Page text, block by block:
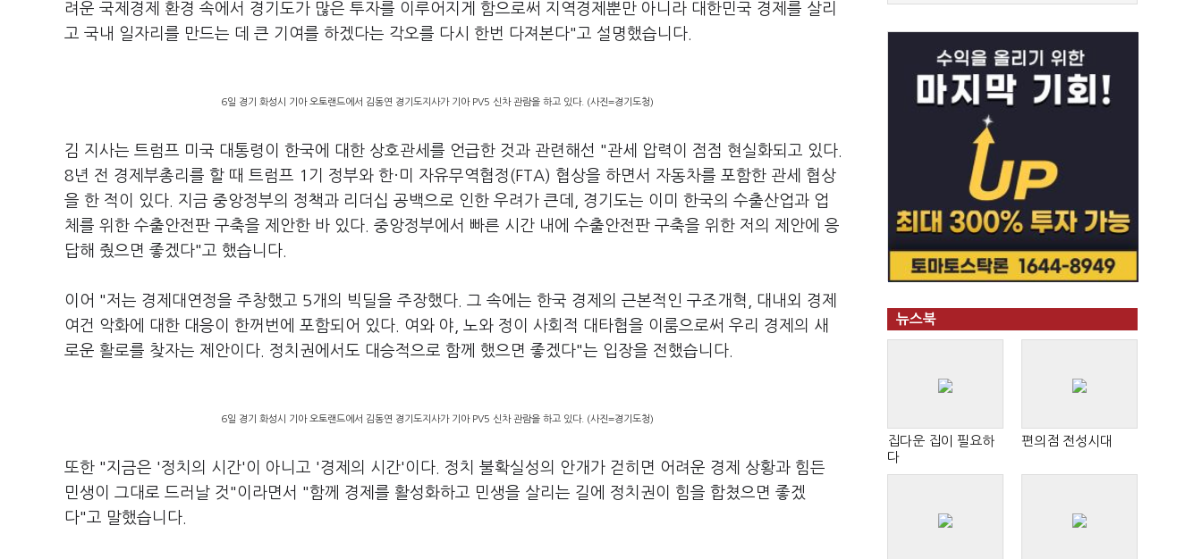
려운 국제경제 환경 속에서 경기도가 많은 투자를 이루어지게 함으로써 지역경제뿐만 아니라 대한민국 경제를 살리
고 국내 일자리를 만드는 데 큰 기여를 하겠다는 각오를 다시 한번 다져본다"고 설명했습니다.
6일 경기 화성시 기아 오토랜드에서 김동연 경기도지사가 기아 PV5 신차 관람을 하고 있다. (사진=경기도청)
김 지사는 트럼프 미국 대통령이 한국에 대한 상호관세를 언급한 것과 관련해선 "관세 압력이 점점 현실화되고 있다.
8년 전 경제부총리를 할 때 트럼프 1기 정부와 한·미 자유무역협정(FTA) 협상을 하면서 자동차를 포함한 관세 협상
을 한 적이 있다. 지금 중앙정부의 정책과 리더십 공백으로 인한 우려가 큰데, 경기도는 이미 한국의 수출산업과 업
체를 위한 수출안전판 구축을 제안한 바 있다. 중앙정부에서 빠른 시간 내에 수출안전판 구축을 위한 저의 제안에 응
답해 줬으면 좋겠다"고 했습니다.
이어 "저는 경제대연정을 주창했고 5개의 빅딜을 주장했다. 그 속에는 한국 경제의 근본적인 구조개혁, 대내외 경제
여건 악화에 대한 대응이 한꺼번에 포함되어 있다. 여와 야, 노와 정이 사회적 대타협을 이룸으로써 우리 경제의 새
로운 활로를 찾자는 제안이다. 정치권에서도 대승적으로 함께 했으면 좋겠다"는 입장을 전했습니다.
6일 경기 화성시 기아 오토랜드에서 김동연 경기도지사가 기아 PV5 신차 관람을 하고 있다. (사진=경기도청)
또한 "지금은 '정치의 시간'이 아니고 '경제의 시간'이다. 정치 불확실성의 안개가 걷히면 어려운 경제 상황과 힘든
민생이 그대로 드러날 것"이라면서 "함께 경제를 활성화하고 민생을 살리는 길에 정치권이 힘을 합쳤으면 좋겠
다"고 말했습니다.
뉴스북
집다운 집이 필요하
다
편의점 전성시대